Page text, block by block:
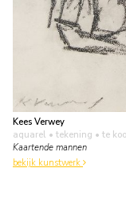
Kees Verwey
aquarel • tekening • te
Kaartende mannen
bekijk kunstwerk